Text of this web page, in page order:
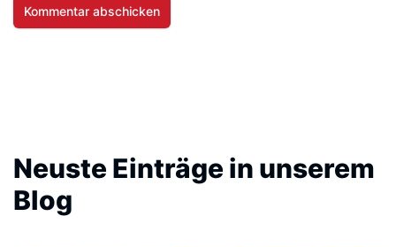
Neuste Einträge in unserem
Blog